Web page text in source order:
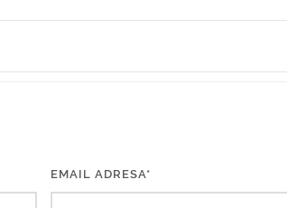
EMAIL ADRESA*